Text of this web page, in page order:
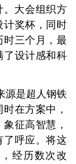
大会组织方
计奖杯，同时
时三个月，最
了设计感和科
源是超人钢铁
在方案中，
征高智慧，
了呼应。将这
经历数次改